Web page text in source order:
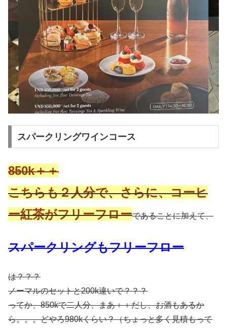
スパークリングワインコース
850k＋＋
こちらも２人分で、さらに、コーヒ
ー紅茶がフリーフローであることに加えて、
スパークリングもフリーフロー
は？？？
ノーマルのセットと200k違いで？？？
ってか、850kで二人分、まあ＋＋だし、お酒もあるか
ら。。。どやろ980kくらい？（ちょっと多く見積もって